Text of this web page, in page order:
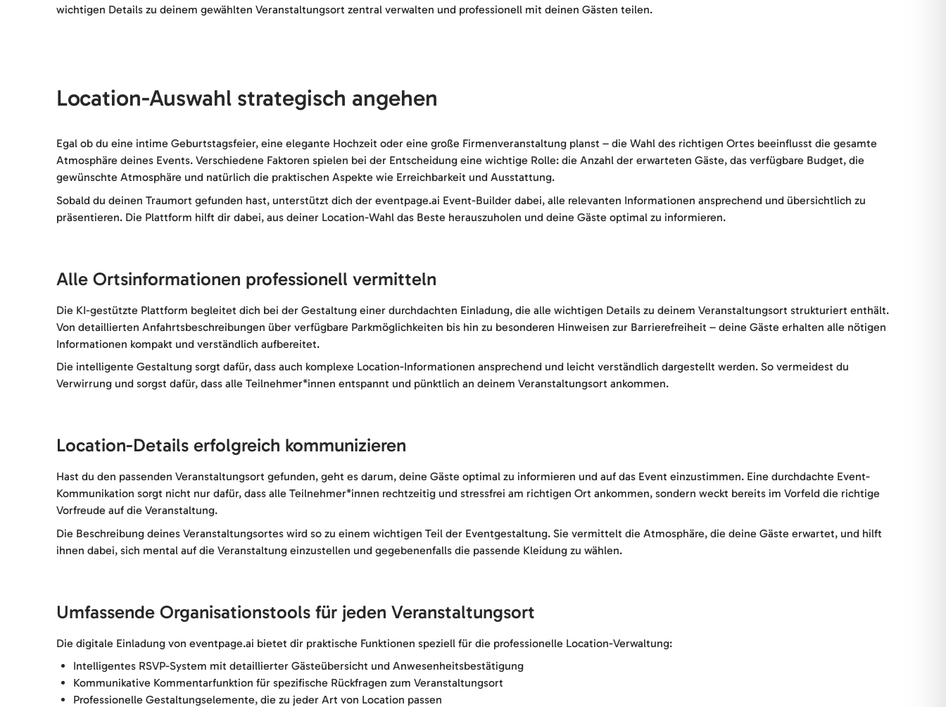
wichtigen Details zu deinem gewählten Veranstaltungsort zentral verwalten und professionell mit deinen Gästen teilen.
Location-Auswahl strategisch angehen
Egal ob du eine intime Geburtstagsfeier, eine elegante Hochzeit oder eine große Firmenveranstaltung planst – die Wahl des richtigen Ortes beeinflusst die gesamte
Atmosphäre deines Events. Verschiedene Faktoren spielen bei der Entscheidung eine wichtige Rolle: die Anzahl der erwarteten Gäste, das verfügbare Budget, die
gewünschte Atmosphäre und natürlich die praktischen Aspekte wie Erreichbarkeit und Ausstattung.
Sobald du deinen Traumort gefunden hast, unterstützt dich der eventpage.ai Event-Builder dabei, alle relevanten Informationen ansprechend und übersichtlich zu
präsentieren. Die Plattform hilft dir dabei, aus deiner Location-Wahl das Beste herauszuholen und deine Gäste optimal zu informieren.
Alle Ortsinformationen professionell vermitteln
Die KI-gestützte Plattform begleitet dich bei der Gestaltung einer durchdachten Einladung, die alle wichtigen Details zu deinem Veranstaltungsort strukturiert enthält.
Von detaillierten Anfahrtsbeschreibungen über verfügbare Parkmöglichkeiten bis hin zu besonderen Hinweisen zur Barrierefreiheit – deine Gäste erhalten alle nötigen
Informationen kompakt und verständlich aufbereitet.
Die intelligente Gestaltung sorgt dafür, dass auch komplexe Location-Informationen ansprechend und leicht verständlich dargestellt werden. So vermeidest du
Verwirrung und sorgst dafür, dass alle Teilnehmer*innen entspannt und pünktlich an deinem Veranstaltungsort ankommen.
Location-Details erfolgreich kommunizieren
Hast du den passenden Veranstaltungsort gefunden, geht es darum, deine Gäste optimal zu informieren und auf das Event einzustimmen. Eine durchdachte Event-
Kommunikation sorgt nicht nur dafür, dass alle Teilnehmer*innen rechtzeitig und stressfrei am richtigen Ort ankommen, sondern weckt bereits im Vorfeld die richtige
Vorfreude auf die Veranstaltung.
Die Beschreibung deines Veranstaltungsortes wird so zu einem wichtigen Teil der Eventgestaltung. Sie vermittelt die Atmosphäre, die deine Gäste erwartet, und hilft
ihnen dabei, sich mental auf die Veranstaltung einzustellen und gegebenenfalls die passende Kleidung zu wählen.
Umfassende Organisationstools für jeden Veranstaltungsort
Die digitale Einladung von eventpage.ai bietet dir praktische Funktionen speziell für die professionelle Location-Verwaltung:
Intelligentes RSVP-System mit detaillierter Gästeübersicht und Anwesenheitsbestätigung
Kommunikative Kommentarfunktion für spezifische Rückfragen zum Veranstaltungsort
Professionelle Gestaltungselemente, die zu jeder Art von Location passen